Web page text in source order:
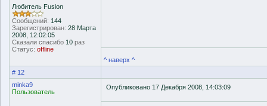
Любитель Fusion
Сообщений: 144
Зарегистрирован: 28 Марта
2008, 12:02:05
Сказали спасибо 10 раз
Статус: offline
^ наверх ^
# 12
minka9
Пользователь
Опубликовано 17 Декабря 2008, 14:03:09